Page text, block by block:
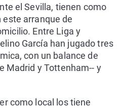
el Sevilla, tienen como
arranque de
Entre Liga y
García han jugado tres
con un balance de
Madrid y Tottenham-- y
como local los tiene